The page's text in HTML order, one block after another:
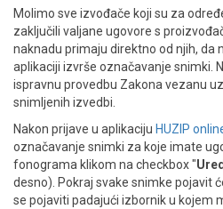
NEISPLAĆENO
HRVATSKI
ENGLISH
Molimo sve izvođače koji su za
zaključili valjane ugovore s
naknadu primaju direktno od njih, da
aplikaciji izvrše označavanje snimki.
ispravnu provedbu Zakona vezanu
snimljenih izvedbi.
Nakon prijave u aplikaciju HUZIP
označavanje snimki za koje imate
fonograma klikom na checkbox "
desno). Pokraj svake snimke pojavit
se pojaviti padajući izbornik u kojem